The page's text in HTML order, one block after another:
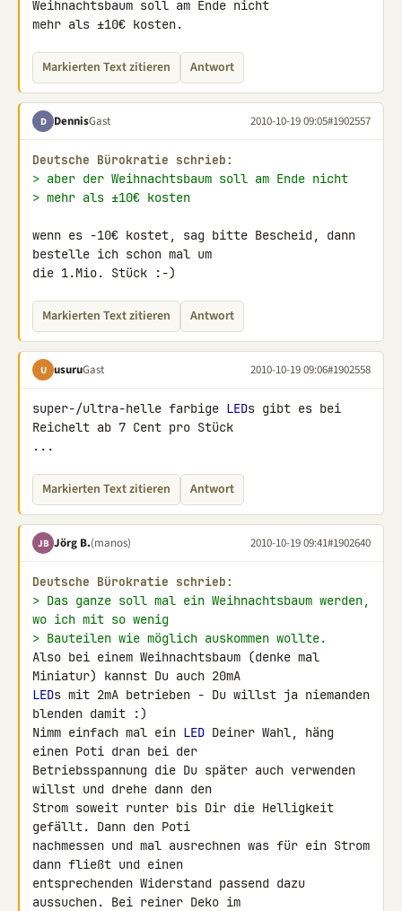
Weihnachtsbaum soll am Ende nicht
mehr als ±10€ kosten.
Markierten Text zitieren Antwort
D DennisGast 2010-10-19 09:05#1902557
Deutsche Bürokratie schrieb:
> aber der Weihnachtsbaum soll am Ende nicht
> mehr als ±10€ kosten
wenn es -10€ kostet, sag bitte Bescheid, dann
bestelle ich schon mal um
die 1.Mio. Stück :-)
Markierten Text zitieren Antwort
U usuruGast 2010-10-19 09:06#1902558
super-/ultra-helle farbige LEDs gibt es bei
Reichelt ab 7 Cent pro Stück
...
Markierten Text zitieren Antwort
JB Jörg B.(manos) 2010-10-19 09:41#1902640
Deutsche Bürokratie schrieb:
> Das ganze soll mal ein Weihnachtsbaum werden,
wo ich mit so wenig
> Bauteilen wie möglich auskommen wollte.
Also bei einem Weihnachtsbaum (denke mal
LEDs mit 2mA betrieben - Du willst ja niemanden
blenden damit :)
Nimm einfach mal ein LED Deiner Wahl, häng
einen Poti dran bei der
Betriebsspannung die Du später auch verwenden
willst und drehe dann den
Strom soweit runter bis Dir die Helligkeit
gefällt. Dann den Poti
nachmessen und mal ausrechnen was für ein Strom
dann fließt und einen
entsprechenden Widerstand passend dazu
aussuchen. Bei reiner Deko im